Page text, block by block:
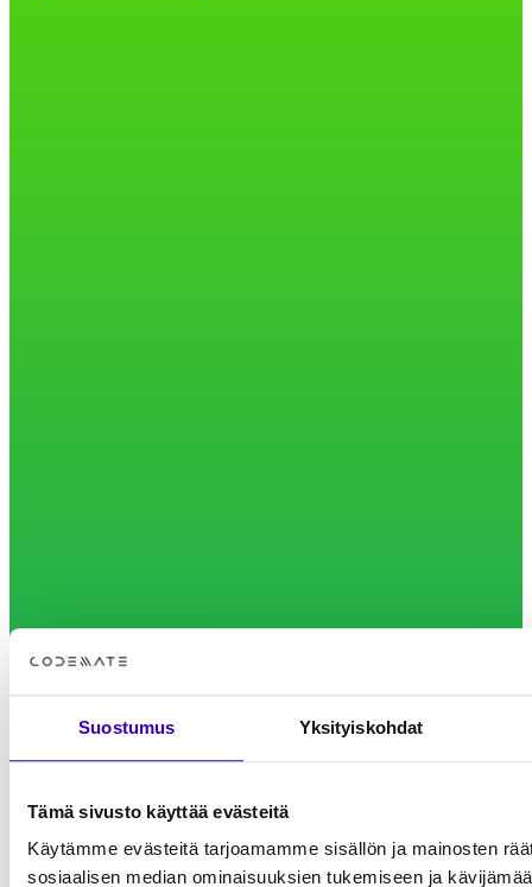
Suostumus Yksityiskohdat
Tämä sivusto käyttää evästeitä
Käytämme evästeitä tarjoamamme sisällön ja mainosten
sosiaalisen median ominaisuuksien tukemiseen ja